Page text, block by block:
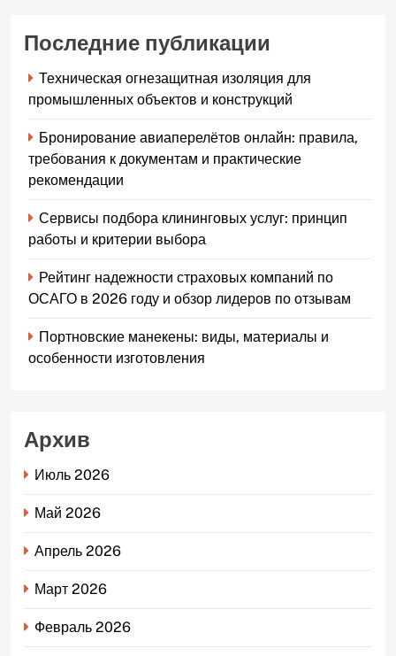
Последние публикации
Техническая огнезащитная изоляция для
промышленных объектов и конструкций
Бронирование авиаперелётов онлайн: правила,
требования к документам и практические
рекомендации
Сервисы подбора клининговых услуг: принцип
работы и критерии выбора
Рейтинг надежности страховых компаний по
ОСАГО в 2026 году и обзор лидеров по отзывам
Портновские манекены: виды, материалы и
особенности изготовления
Архив
Июль 2026
Май 2026
Апрель 2026
Март 2026
Февраль 2026